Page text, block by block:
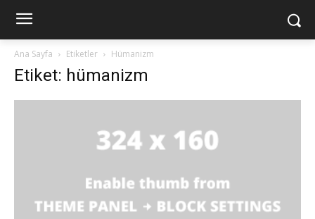
Ana Sayfa Etiketler Hümanizm
Etiket: hümanizm